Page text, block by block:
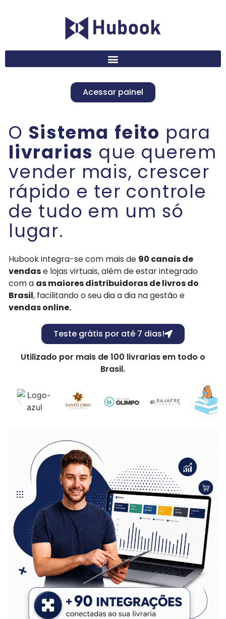
Acessar painel
O Sistema feito para
livrarias que querem
vender mais, crescer
rápido e ter controle
de tudo em um só
lugar.
Hubook integra-se com mais de 90 canais de
vendase lojas virtuais, além de estar integrado
com a as maiores distribuidoras de livros do
Brasil, facilitando o seu dia a dia na gestão e
vendas online.
Teste grátis por até 7 dias!
Utilizado por mais de 100 livrarias em todo o
Brasil.